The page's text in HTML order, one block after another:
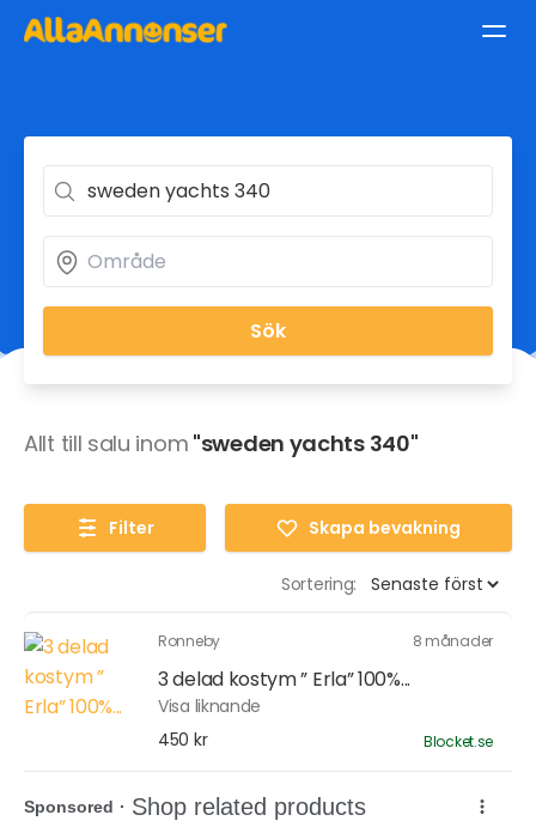
Sök
Allt till salu inom "sweden yachts 340"
Filter Skapa bevakning
Sortering:
Ronneby 8 månader
3 delad kostym ” Erla” 100%...
Visa liknande
450 kr
Blocket.se